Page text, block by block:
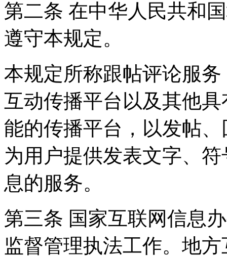
第二条 在中华人民共和
遵守本规定。
本规定所称跟帖评论服
互动传播平台以及其他
能的传播平台，以发帖
为用户提供发表文字、
息的服务。
第三条 国家互联网信息
监督管理执法工作。地